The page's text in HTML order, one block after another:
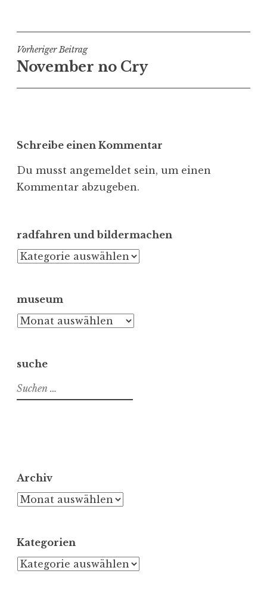
Beitragsnavigation
Vorheriger Beitrag
November no Cry
Schreibe einen Kommentar
Du musst angemeldet sein, um einen
Kommentar abzugeben.
radfahren und bildermachen
radfahren
museum
museum
suche
Suchen
nach:
Archiv
Archiv
Kategorien
Kategorien